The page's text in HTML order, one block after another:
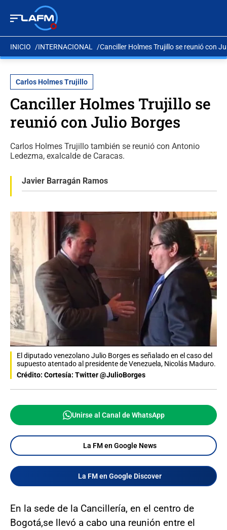
INICIO INTERNACIONAL Canciller Holmes Trujillo se reunió con
Carlos Holmes Trujillo
Canciller Holmes Trujillo se
reunió con Julio Borges
Carlos Holmes Trujillo también se reunió con Antonio
Ledezma, exalcalde de Caracas.
Javier Barragán Ramos
El diputado venezolano Julio Borges es señalado en el caso del
supuesto atentado al presidente de Venezuela, Nicolás Maduro.
Crédito: Cortesía: Twitter @JulioBorges
Unirse al Canal de WhatsApp
La FM en Google News
La FM en Google Discover
En la sede de la Cancillería, en el centro de
Bogotá,se llevó a cabo una reunión entre el